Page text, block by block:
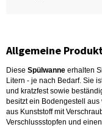
Allgemeine
Diese Spülwanne erhalten
Litern - je nach Bedarf. Sie
und kratzfest sowie
besitzt ein Bodengestell
aus Kunststoff mit
Verschlussstopfen und